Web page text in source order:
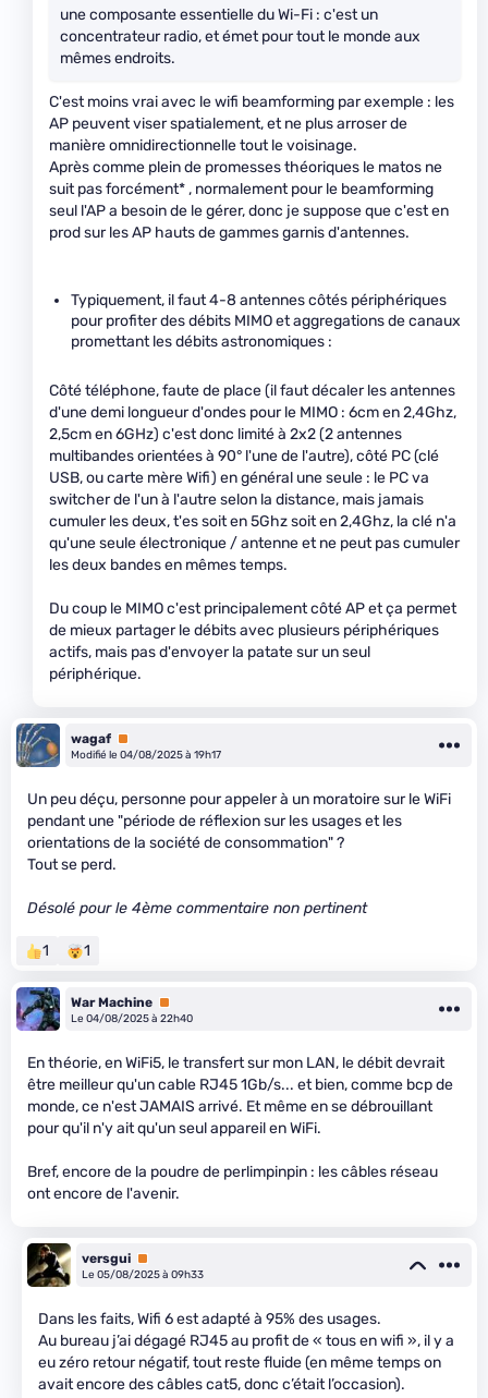
une composante essentielle du Wi-Fi : c'est un
concentrateur radio, et émet pour tout le monde aux
mêmes endroits.
C'est moins vrai avec le wifi beamforming par exemple : les
AP peuvent viser spatialement, et ne plus arroser de
manière omnidirectionnelle tout le voisinage.
Après comme plein de promesses théoriques le matos ne
suit pas forcément* , normalement pour le beamforming
seul l'AP a besoin de le gérer, donc je suppose que c'est en
prod sur les AP hauts de gammes garnis d'antennes.
Typiquement, il faut 4-8 antennes côtés périphériques
pour profiter des débits MIMO et aggregations de canaux
promettant les débits astronomiques :
Côté téléphone, faute de place (il faut décaler les antennes
d'une demi longueur d'ondes pour le MIMO : 6cm en 2,4Ghz,
2,5cm en 6GHz) c'est donc limité à 2x2 (2 antennes
multibandes orientées à 90° l'une de l'autre), côté PC (clé
USB, ou carte mère Wifi) en général une seule : le PC va
switcher de l'un à l'autre selon la distance, mais jamais
cumuler les deux, t'es soit en 5Ghz soit en 2,4Ghz, la clé n'a
qu'une seule électronique / antenne et ne peut pas cumuler
les deux bandes en mêmes temps.
Du coup le MIMO c'est principalement côté AP et ça permet
de mieux partager le débits avec plusieurs périphériques
actifs, mais pas d'envoyer la patate sur un seul
périphérique.
wagaf Premium
Modifié le 04/08/2025 à 19h17
Un peu déçu, personne pour appeler à un moratoire sur le WiFi
pendant une "période de réflexion sur les usages et les
orientations de la société de consommation" ?
Tout se perd.
Désolé pour le 4ème commentaire non pertinent
1 1
War Machine Premium
Le 04/08/2025 à 22h40
En théorie, en WiFi5, le transfert sur mon LAN, le débit devrait
être meilleur qu'un cable RJ45 1Gb/s... et bien, comme bcp de
monde, ce n'est JAMAIS arrivé. Et même en se débrouillant
pour qu'il n'y ait qu'un seul appareil en WiFi.
Bref, encore de la poudre de perlimpinpin : les câbles réseau
ont encore de l'avenir.
versgui Premium
Le 05/08/2025 à 09h33
Dans les faits, Wifi 6 est adapté à 95% des usages.
Au bureau j’ai dégagé RJ45 au profit de « tous en wifi », il y a
eu zéro retour négatif, tout reste fluide (en même temps on
avait encore des câbles cat5, donc c’était l’occasion).